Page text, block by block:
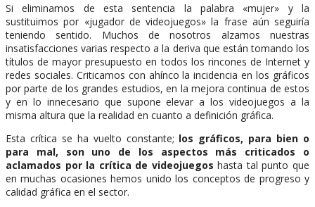
Si eliminamos de esta sentencia la palabra «mujer» y la
sustituimos por «jugador de videojuegos» la frase aún seguiría
teniendo sentido. Muchos de nosotros alzamos nuestras
insatisfacciones varias respecto a la deriva que están tomando los
títulos de mayor presupuesto en todos los rincones de Internet y
redes sociales. Criticamos con ahínco la incidencia en los gráficos
por parte de los grandes estudios, en la mejora continua de estos
y en lo innecesario que supone elevar a los videojuegos a la
misma altura que la realidad en cuanto a definición gráfica.
Esta crítica se ha vuelto constante; los gráficos, para bien o
para mal, son uno de los aspectos más criticados o
aclamados por la crítica de videojuegos hasta tal punto que
en muchas ocasiones hemos unido los conceptos de progreso y
calidad gráfica en el sector.